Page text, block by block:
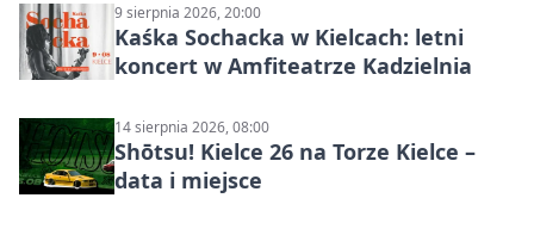
9 sierpnia 2026, 20:00
Kaśka Sochacka w Kielcach: letni
koncert w Amfiteatrze Kadzielnia
14 sierpnia 2026, 08:00
Shōtsu! Kielce 26 na Torze Kielce –
data i miejsce